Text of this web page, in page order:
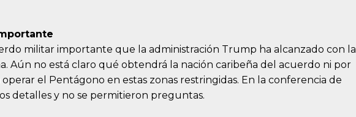
militar importante que la administración Trump ha alcanzado con la
Aún no está claro qué obtendrá la nación caribeña del acuerdo ni por
el Pentágono en estas zonas restringidas. En la conferencia de
detalles y no se permitieron preguntas.